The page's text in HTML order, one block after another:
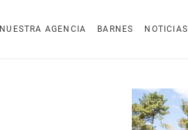
NUESTRA AGENCIA BARNES NOTICIAS